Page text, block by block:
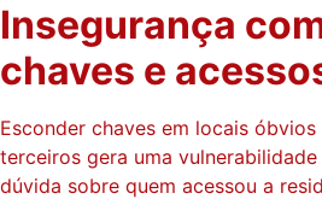
Insegurança
chaves e
Esconder chaves em locais
terceiros gera uma vulnerabilidade
dúvida sobre quem acessou a